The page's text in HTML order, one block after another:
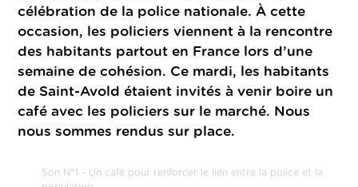
célébration de la police nationale. À cette
occasion, les policiers viennent à la rencontre
des habitants partout en France lors d’une
semaine de cohésion. Ce mardi, les habitants
de Saint-Avold étaient invités à venir boire un
café avec les policiers sur le marché. Nous
nous sommes rendus sur place.
Son N°1 - Un café pour renforcer le lien entre la police et la